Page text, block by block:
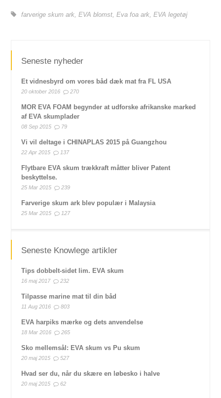
farverige skum ark ,EVA blomst ,Eva foa ark ,EVA legetøj
Seneste nyheder
Et vidnesbyrd om vores båd dæk mat fra FL USA
20 oktober 2016 270
MOR EVA FOAM begynder at udforske afrikanske marked
af EVA skumplader
08 Sep 2015 79
Vi vil deltage i CHINAPLAS 2015 på Guangzhou
22 Apr 2015 137
Flytbare EVA skum trækkraft måtter bliver Patent
beskyttelse.
25 Mar 2015 239
Farverige skum ark blev populær i Malaysia
25 Mar 2015 127
Seneste Knowlege artikler
Tips dobbelt-sidet lim. EVA skum
16 maj 2017 232
Tilpasse marine mat til din båd
11 Aug 2016 803
EVA harpiks mærke og dets anvendelse
18 Mar 2016 265
Sko mellemsål: EVA skum vs Pu skum
20 maj 2015 527
Hvad ser du, når du skære en løbesko i halve
20 maj 2015 62